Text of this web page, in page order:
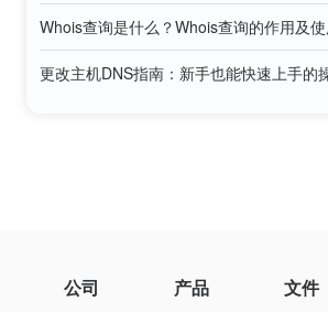
Whois查询是什么？Whois查询的作用及
更改主机DNS指南：新手也能快速上手的
公司 产品 文件